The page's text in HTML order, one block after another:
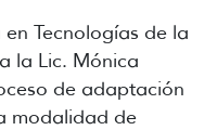
Tecnologías de la
la Lic. Mónica
de adaptación
modalidad de